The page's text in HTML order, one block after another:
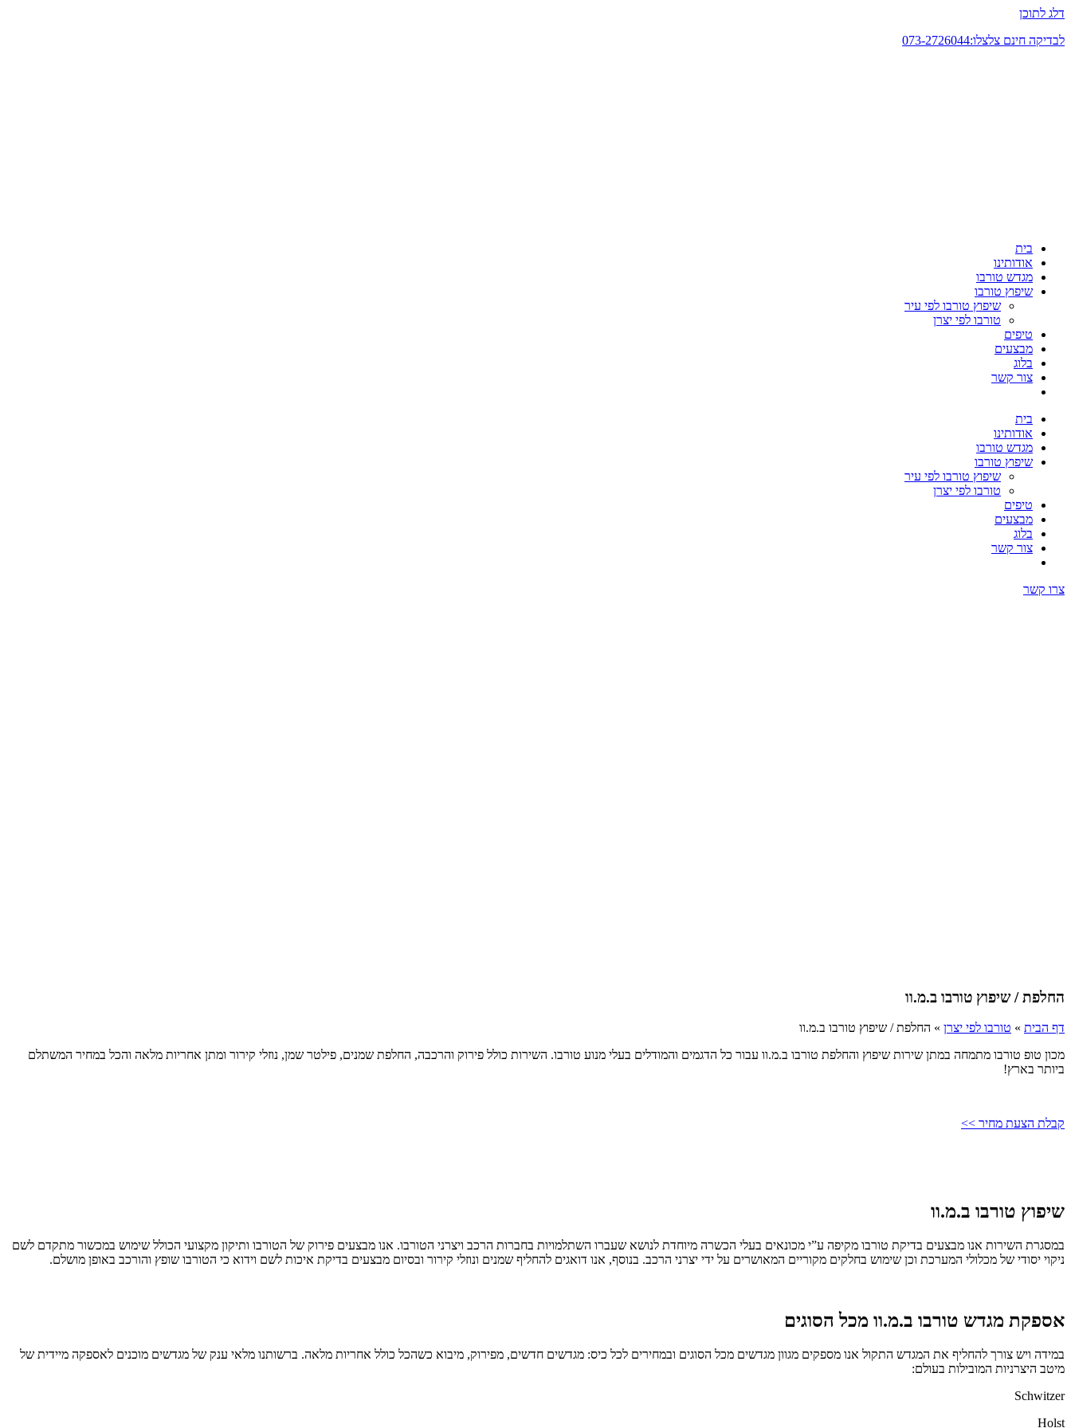
דלג לתוכן
לבדיקה חינם צלצלו:073-2726044
בית
אודותינו
מגדש טורבו
שיפוץ טורבו
שיפוץ טורבו לפי עיר
טורבו לפי יצרן
טיפים
מבצעים
בלוג
צור קשר
בית
אודותינו
מגדש טורבו
שיפוץ טורבו
שיפוץ טורבו לפי עיר
טורבו לפי יצרן
טיפים
מבצעים
בלוג
צור קשר
צרו קשר
החלפת / שיפוץ טורבו ב.מ.וו
דף הבית » טורבו לפי יצרן » החלפת / שיפוץ טורבו ב.מ.וו
מכון טופ טורבו מתמחה במתן שירות שיפוץ והחלפת טורבו ב.מ.וו עבור כל הדגמים והמודלים בעלי מנוע טורבו. השירות כולל פירוק והרכבה, החלפת שמנים, פילטר שמן, נוזלי קירור ומתן אחריות מלאה והכל במחיר המשתלם
ביותר בארץ!
קבלת הצעת מחיר >>
שיפוץ טורבו ב.מ.וו
במסגרת השירות אנו מבצעים בדיקת טורבו מקיפה ע”י מכונאים בעלי הכשרה מיוחדת לנושא שעברו השתלמויות בחברות הרכב ויצרני הטורבו. אנו מבצעים פירוק של הטורבו ותיקון מקצועי הכולל שימוש במכשור מתקדם לשם
ניקוי יסודי של מכלולי המערכת וכן שימוש בחלקים מקוריים המאושרים על ידי יצרני הרכב. בנוסף, אנו דואגים להחליף שמנים ונוזלי קירור ובסיום מבצעים בדיקת איכות לשם וידוא כי הטורבו שופץ והורכב באופן מושלם.
אספקת מגדש טורבו ב.מ.וו מכל הסוגים
במידה ויש צורך להחליף את המגדש התקול אנו מספקים מגוון מגדשים מכל הסוגים ובמחירים לכל כיס: מגדשים חדשים, מפירוק, מיבוא כשהכל כולל אחריות מלאה. ברשותנו מלאי ענק של מגדשים מוכנים לאספקה מיידית של
מיטב היצרניות המובילות בעולם:
Schwitzer
Holst